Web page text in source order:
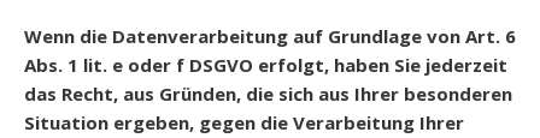
Wenn die Datenverarbeitung auf Grundlage von Art. 6
Abs. 1 lit. e oder f DSGVO erfolgt, haben Sie jederzeit
das Recht, aus Gründen, die sich aus Ihrer besonderen
Situation ergeben, gegen die Verarbeitung Ihrer